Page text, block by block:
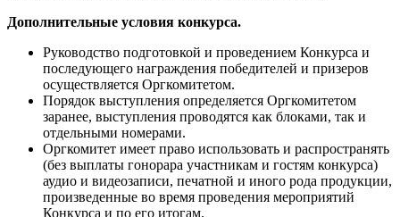
Дополнительные условия конкурса.
Руководство подготовкой и проведением Конкурса и
последующего награждения победителей и призеров
осуществляется Оргкомитетом.
Порядок выступления определяется Оргкомитетом
заранее, выступления проводятся как блоками, так и
отдельными номерами.
Оргкомитет имеет право использовать и распространять
(без выплаты гонорара участникам и гостям конкурса)
аудио и видеозаписи, печатной и иного рода продукции,
произведенные во время проведения мероприятий
Конкурса и по его итогам.